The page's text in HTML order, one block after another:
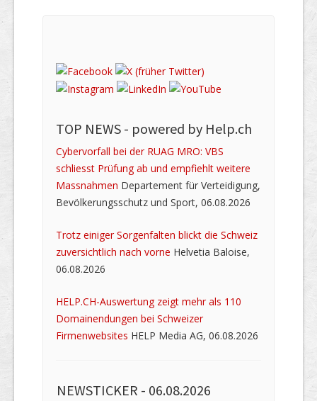
TOP NEWS - powered by Help.ch
Cybervorfall bei der RUAG MRO: VBS
schliesst Prüfung ab und empfiehlt weitere
Massnahmen Departement für Verteidigung,
Bevölkerungsschutz und Sport, 06.08.2026
Trotz einiger Sorgenfalten blickt die Schweiz
zuversichtlich nach vorne Helvetia Baloise,
06.08.2026
HELP.CH-Auswertung zeigt mehr als 110
Domainendungen bei Schweizer
Firmenwebsites HELP Media AG, 06.08.2026
NEWSTICKER - 06.08.2026